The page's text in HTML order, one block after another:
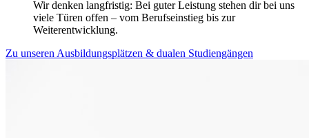
Wir denken langfristig: Bei guter Leistung stehen dir bei uns
viele Türen offen – vom Berufseinstieg bis zur
Weiterentwicklung.
Zu unseren Ausbildungsplätzen & dualen Studiengängen